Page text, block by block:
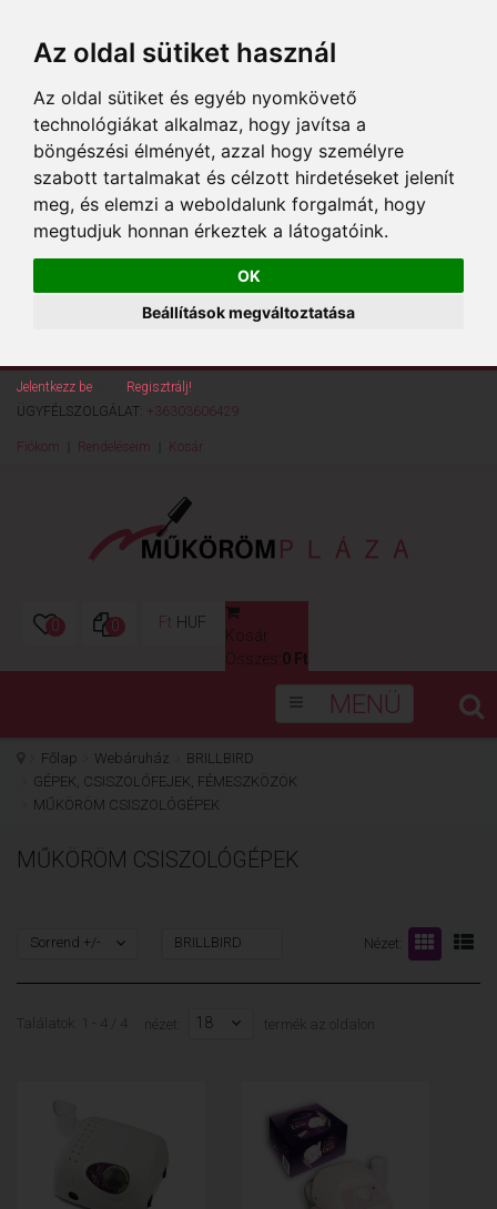
Az oldal sütiket használ
Az oldal sütiket és egyéb nyomkövető
technológiákat alkalmaz, hogy javítsa a
böngészési élményét, azzal hogy személyre
szabott tartalmakat és célzott hirdetéseket jelenít
meg, és elemzi a weboldalunk forgalmát, hogy
megtudjuk honnan érkeztek a látogatóink.
OK
Beállítások megváltoztatása
Jelentkezz be
Regisztrálj!
ÜGYFÉLSZOLGÁLAT: +36303606429
Fiókom Rendeléseim Kosár
0 0 Ft HUF
Kosár
Összes: 0 Ft
MENÜ
Főlap Webáruház
BRILLBIRD
GÉPEK, CSISZOLÓFEJEK, FÉMESZKÖZÖK
MŰKÖRÖM CSISZOLÓGÉPEK
MŰKÖRÖM CSISZOLÓGÉPEK
Nézet:
Sorrend +/- BRILLBIRD
Találatok: 1 - 4 / 4 nézet: 18 termék az oldalon